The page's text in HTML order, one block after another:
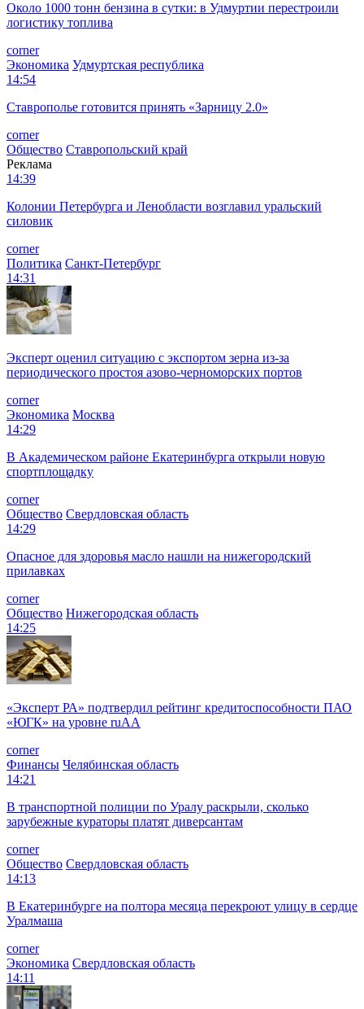
Около 1000 тонн бензина в сутки: в Удмуртии перестроили
логистику топлива
corner
Экономика Удмуртская республика
14:54
Ставрополье готовится принять «Зарницу 2.0»
corner
Общество Ставропольский край
Реклама
14:39
Колонии Петербурга и Ленобласти возглавил уральский
силовик
corner
Политика Санкт-Петербург
14:31
Эксперт оценил ситуацию с экспортом зерна из-за
периодического простоя азово-черноморских портов
corner
Экономика Москва
14:29
В Академическом районе Екатеринбурга открыли новую
спортплощадку
corner
Общество Свердловская область
14:29
Опасное для здоровья масло нашли на нижегородский
прилавках
corner
Общество Нижегородская область
14:25
«Эксперт РА» подтвердил рейтинг кредитоспособности ПАО
«ЮГК» на уровне ruAА
corner
Финансы Челябинская область
14:21
В транспортной полиции по Уралу раскрыли, сколько
зарубежные кураторы платят диверсантам
corner
Общество Свердловская область
14:13
В Екатеринбурге на полтора месяца перекроют улицу в сердце
Уралмаша
corner
Экономика Свердловская область
14:11